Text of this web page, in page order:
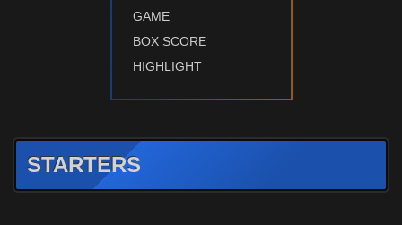
GAME
BOX SCORE
HIGHLIGHT
STARTERS